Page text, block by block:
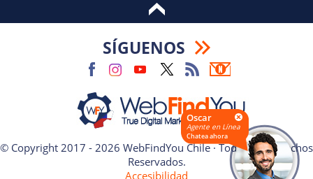
SÍGUENOS
© Copyright 2017 - 2026 WebFindYou Chile · Todos los Derechos
Reservados.
Accesibilidad
Oscar
Agente en Línea
Chatea ahora